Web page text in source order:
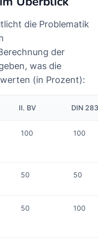
die Problematik
der
was die
(in Prozent):
II. BV DIN
100 100
50 50
50 100